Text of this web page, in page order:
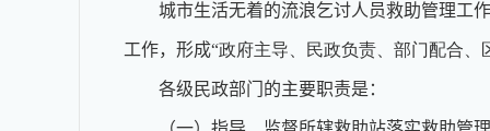
城市生活无着的流浪乞讨人员救助管理工
工作，形成“政府主导、民政负责、部门配合
各级民政部门的主要职责是：